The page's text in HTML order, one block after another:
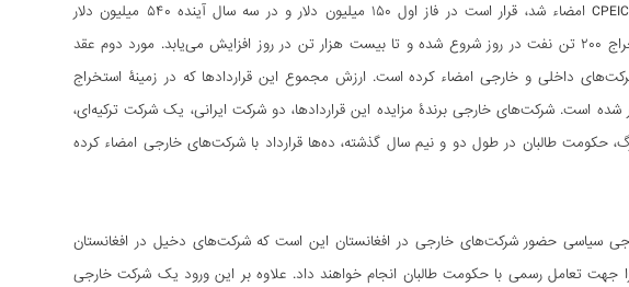
قرارداد استخراج نفت حوزۀ آمودریا است. این قرارداد که با شرکت چینی CPEIC امضاء شد، قرار است در فاز اول ۱۵۰ میلیون دلار و در سه سال آینده ۵۴۰ میلیون دلار
سرمایه‌گذاری صورت گیرد. مدت زمان این قرارداد ۲۵ سال است که از استخراج ۲۰۰ تن نفت در روز شروع شده و تا بیست هزار تن در روز افزایش می‌یابد. مورد دوم عقد
داخلی و خارجی امضاء کرده است. ارزش مجموع این قراردادها که در زمینۀ استخراج
و طلا منعقد شده حدود 5/6 میلیارد دلار ذکر شده است. شرکت‌های خارجی برندۀ مزایده این قرارداد‌ها، دو شرکت ایرانی، یک شرکت ترکیه‌ای،
حکومت طالبان در طول دو و نیم سال گذشته، ده‌ها قرارداد با شرکت‌های خارجی امضاء کرده
سیاسی حضور شرکت‌های خارجی در افغانستان این است که شرکت‌های دخیل در افغانستان
جهت تعامل رسمی با حکومت طالبان انجام خواهند داد. علاوه بر این ورود یک شرکت خارجی